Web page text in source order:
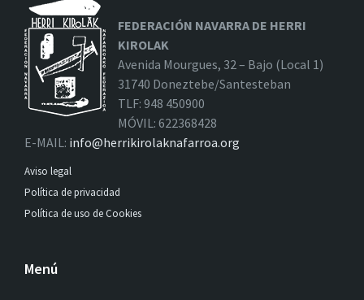
FEDERACIÓN NAVARRA DE HERRI
KIROLAK
Avenida Mourgues, 32 – Bajo (Local 1)
31740 Doneztebe/Santesteban
TLF: 948 450900
MÓVIL: 622368428
E-MAIL: info@herrikirolaknafarroa.org
Aviso legal
Política de privacidad
Política de uso de Cookies
Menú